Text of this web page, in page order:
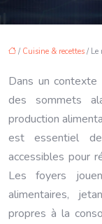
/ Cuisine & recettes / Le
Dans un
des sommets
production
est essentiel
accessibles pour
Les foyers
alimentaires,
propres à la